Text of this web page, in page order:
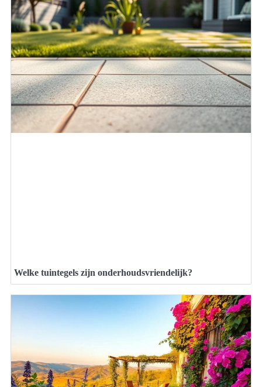
Welke tuintegels zijn onderhoudsvriendelijk?